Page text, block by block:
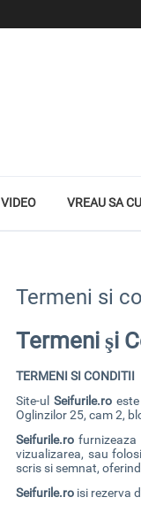
VIDEO VREAU SA
Termeni si
Termeni şi
TERMENI SI CONDITII
Site-ulSeifurile.ro
Oglinzilor 25, cam 2,
Seifurile.rofurnizeaza
vizualizarea, sau
scris si semnat,
Seifurile.ro isi rezerva